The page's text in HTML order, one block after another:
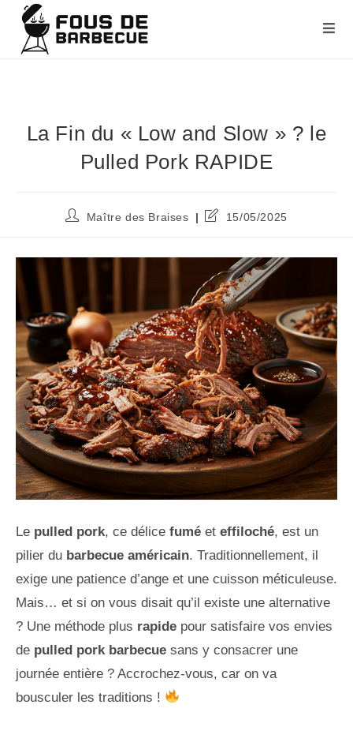
La Fin du « Low and Slow » ? le
Pulled Pork RAPIDE
Maître des Braises 15/05/2025
Le pulled pork, ce délice fumé et effiloché, est un
pilier du barbecue américain. Traditionnellement, il
exige une patience d’ange et une cuisson méticuleuse.
Mais… et si on vous disait qu’il existe une alternative
? Une méthode plus rapide pour satisfaire vos envies
de pulled pork barbecue sans y consacrer une
journée entière ? Accrochez-vous, car on va
bousculer les traditions !